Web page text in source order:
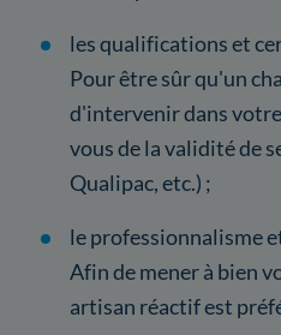
les qualifications et
Pour être sûr qu'un
d'intervenir dans
vous de la validité de
Qualipac, etc.) ;
le professionnalisme
Afin de mener à bien
artisan réactif est